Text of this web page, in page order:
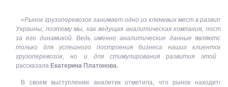
«Рынок грузоперевозок занимает одно из ключевых мест в
Украины, поэтому мы, как ведущая аналитическая компания,
за его динамикой. Ведь именно аналитические данные являются
только для успешного построения бизнеса наших клиентов
грузоперевозок, но и для стимулирования развития этой
рассказала Екатерина Платонова.
В своем выступлении аналитик отметила, что рынок